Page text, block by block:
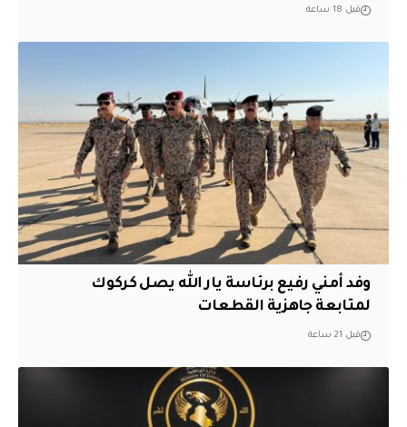
قبل 18 ساعة
وفد أمني رفيع برئاسة يار الله يصل كركوك
لمتابعة جاهزية القطعات
قبل 21 ساعة